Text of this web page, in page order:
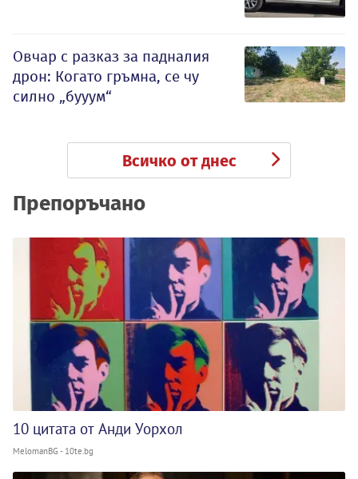
Овчар с разказ за падналия
дрон: Когато гръмна, се чу
силно „бууум“
Всичко от днес
Препоръчано
10 цитата от Анди Уорхол
MelomanBG - 10te.bg